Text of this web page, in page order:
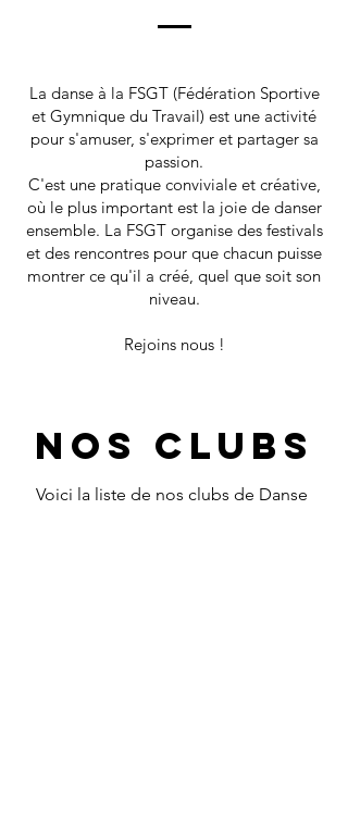
La danse à la FSGT (Fédération Sportive
et Gymnique du Travail) est une activité
pour s'amuser, s'exprimer et partager sa
passion.
C'est une pratique conviviale et créative,
où le plus important est la joie de danser
ensemble. La FSGT organise des festivals
et des rencontres pour que chacun puisse
montrer ce qu'il a créé, quel que soit son
niveau.
Rejoins nous !
nos clubs
Voici la liste de nos clubs de Danse